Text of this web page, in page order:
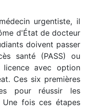
urgentiste, il
d'État de docteur
doivent passer
santé (PASS) ou
licence avec option
Ces six premières
pour réussir les
Une fois ces étapes